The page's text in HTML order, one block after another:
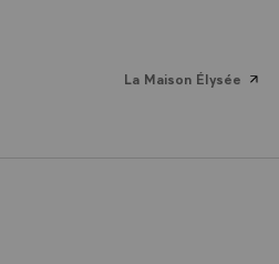
La Maison Élysée